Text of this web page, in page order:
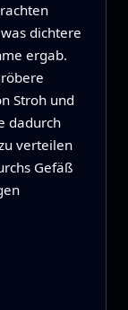
dichtere
ergab.
Stroh und
dadurch
verteilen
Gefäß